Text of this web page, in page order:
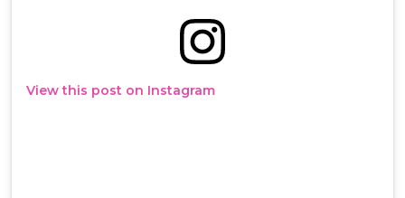
View this post on Instagram